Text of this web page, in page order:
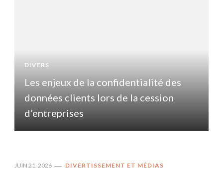
DIVERS
Les enjeux de la confidentialité des
données clients lors de la cession
d’entreprises
JUIN 21, 2026 DIVERTISSEMENT ET MÉDIAS